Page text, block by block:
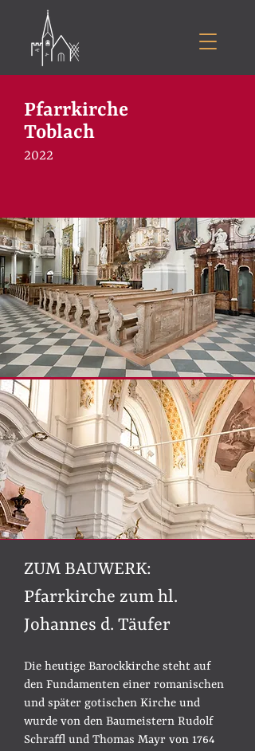
Pfarrkirche
Toblach
2022
​​ZUM BAUWERK:
Pfarrkirche zum hl.
Johannes d. Täufer
Die heutige Barockkirche steht auf
den Fundamenten einer romanischen
und später gotischen Kirche und
wurde von den Baumeistern Rudolf
Schraffl und Thomas Mayr von 1764